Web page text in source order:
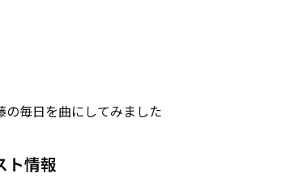
の毎日を曲にしてみました
ト情報